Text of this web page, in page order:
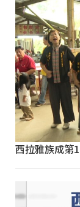
西拉雅族成第